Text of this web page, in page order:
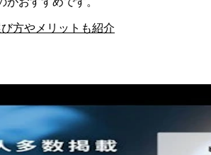
方やメリットも紹介